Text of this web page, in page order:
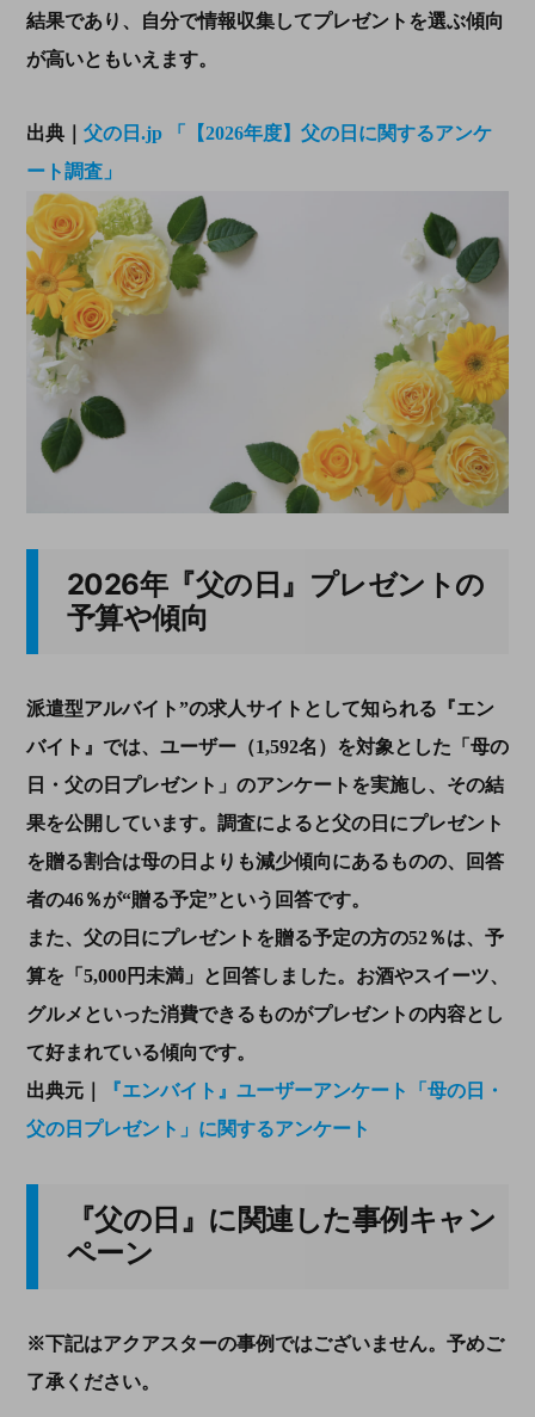
結果であり、自分で情報収集してプレゼントを選ぶ傾向
が高いともいえます。
出典｜ 父の日.jp
「【2026年度】父の日に関するアンケ
ート調査」
2026年『父の日』プレゼントの
予算や傾向
派遣型アルバイト”の求人サイトとして知られる『エン
バイト』では、ユーザー（1,592名）を対象とした「母の
日・父の日プレゼント」のアンケートを実施し、その結
果を公開しています。調査によると父の日にプレゼント
を贈る割合は母の日よりも減少傾向にあるものの、回答
者の46％が“贈る予定”という回答です。
また、父の日にプレゼントを贈る予定の方の52％は、予
算を「5,000円未満」と回答しました。お酒やスイーツ、
グルメといった消費できるものがプレゼントの内容とし
て好まれている傾向です。
出典元｜
『エンバイト』ユーザーアンケート「母の日・
父の日プレゼント」に関するアンケート
『父の日』に関連した事例キャン
ペーン
※下記はアクアスターの事例ではございません。予めご
了承ください。